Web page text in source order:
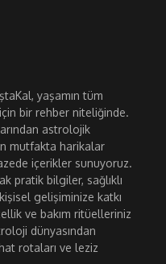
yaşamın tüm
bir rehber niteliğinde.
astrolojik
mutfakta harikalar
içerikler sunuyoruz.
pratik bilgiler, sağlıklı
gelişiminize katkı
ve bakım ritüelleriniz
dünyasından
rotaları ve leziz